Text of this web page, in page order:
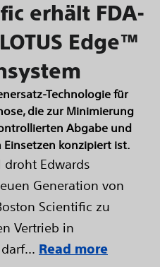
erhält FDA-
Edge™
Technologie für
die zur Minimierung
Abgabe und
konzipiert ist.
droht Edwards
Generation von
Scientific zu
Vertrieb in
Read more